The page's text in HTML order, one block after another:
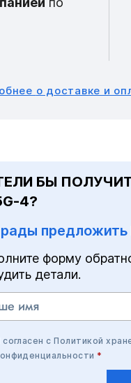
о доставке и
БЫ
4?
предложить
форму
детали.
согласен сПолитикой
*